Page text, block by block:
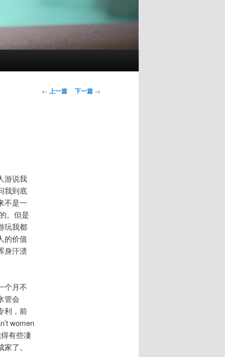
文
← 上一篇 下一篇 →
游说我
我到底
不是一
。但是
玩我都
的价值
身汗渍
个月不
管会
利，前
women
有些凄
了。